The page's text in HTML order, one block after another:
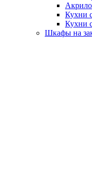
Кухни
Кухни
Шкафы на